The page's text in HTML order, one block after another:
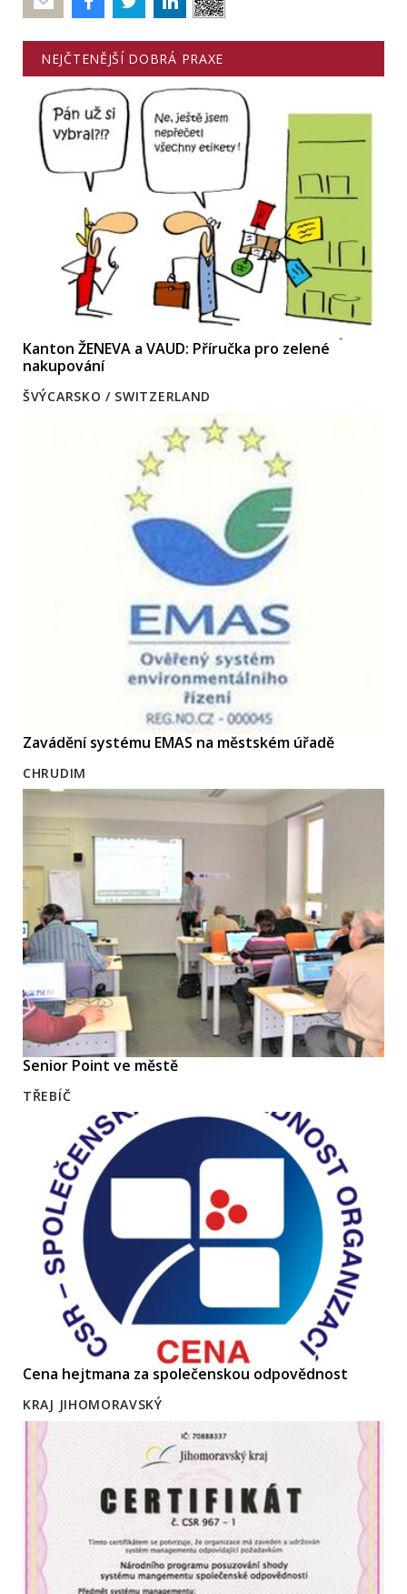
NEJČTENĚJŠÍ DOBRÁ PRAXE
Kanton ŽENEVA a VAUD: Příručka pro zelené
nakupování
ŠVÝCARSKO / SWITZERLAND
Zavádění systému EMAS na městském úřadě
CHRUDIM
Senior Point ve městě
TŘEBÍČ
Cena hejtmana za společenskou odpovědnost
KRAJ JIHOMORAVSKÝ